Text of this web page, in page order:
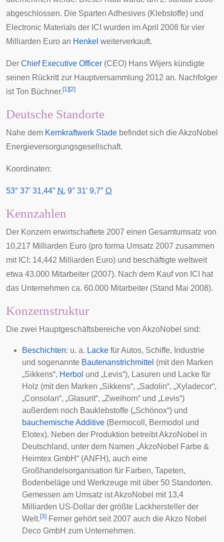
abgeschlossen. Die Sparten Adhesives (Klebstoffe) und
Electronic Materials der ICI wurden im April 2008 für vier
Milliarden Euro an Henkel weiterverkauft.
Der Chief Executive Officer (CEO) Hans Wijers kündigte
seinen Rückritt zur Hauptversammlung 2012 an. Nachfolger
istTon Büchner. [1] [2]
Deutsche Standorte
Nahe dem Kernkraftwerk Stade befindet sich die AkzoNobel
Energieversorgungsgesellschaft.
Koordinaten:
53° 37′ 31,44″ N , 9° 31′ 9,7″ O
Kennzahlen
Der Konzern erwirtschaftete 2007 einen Gesamtumsatz von
10,217 Milliarden Euro (pro forma Umsatz 2007 zusammen
mit ICI: 14,442 Milliarden Euro) und beschäftigte weltweit
etwa 43.000 Mitarbeiter (2007). Nach dem Kauf von ICI hat
das Unternehmen ca. 60.000 Mitarbeiter (Stand Mai 2008).
Konzernstruktur
Die zwei Hauptgeschäftsbereiche von AkzoNobel sind:
Beschichten: u. a. Lacke für Autos, Schiffe, Industrie
und sogenannte Bautenanstrichmittel (mit den Marken
„Sikkens“, Herbol und „Levis“), Lasuren und Lacke für
Holz (mit den Marken „Sikkens“, „Sadolin“, „Xyladecor“,
„Consolan“, „Glasurit“, „Zweihorn“ und „Levis“)
außerdem noch Bauklebstoffe („Schönox“) und
bauchemischeAdditive (Bermocoll , Bermodol und
Elotex). Neben der Produktion betreibt AkzoNobel in
Deutschland, unter dem Namen „AkzoNobel Farbe &
Heimtex GmbH“ (ANFH), auch eine
Großhandelsorganisation für Farben, Tapeten,
Bodenbeläge und Werkzeuge mit über 50 Standorten.
Gemessen am Umsatz ist AkzoNobel mit 13,4
Milliarden US-Dollar der größte Lackhersteller der
Welt. [3] Ferner gehört seit 2007 auch die Akzo Nobel
Deco GmbH zum Unternehmen.